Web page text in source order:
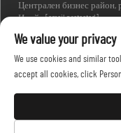
Централен бизнес район,
Имейл:[email protected]
We value your privacy
We use cookies and similar
accept all cookies, click